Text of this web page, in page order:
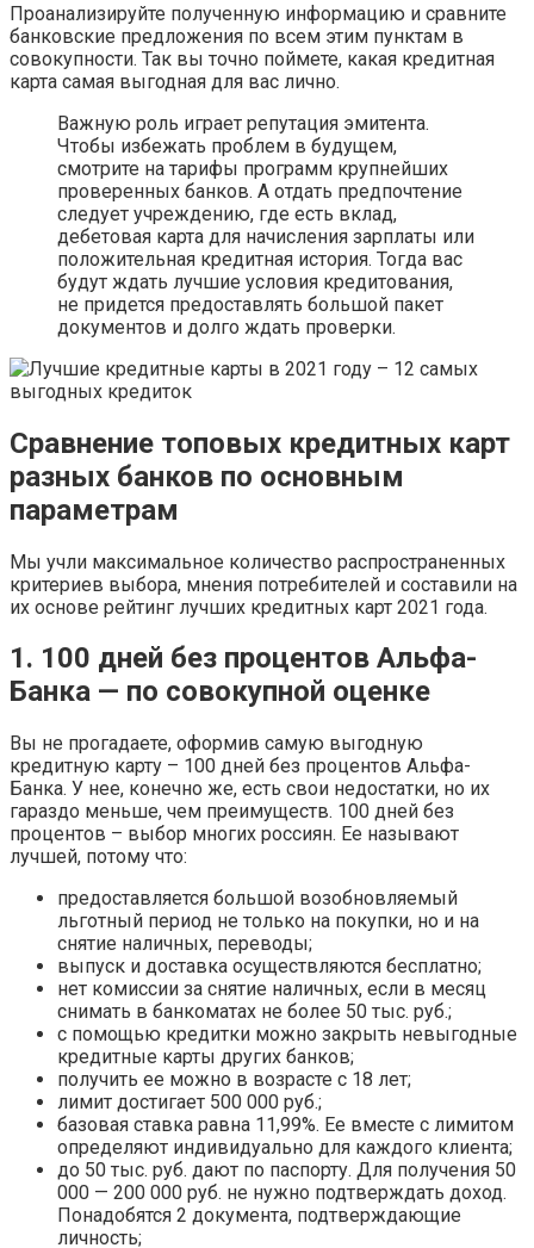
Проанализируйте полученную информацию и сравните
банковские предложения по всем этим пунктам в
совокупности. Так вы точно поймете, какая кредитная
карта самая выгодная для вас лично.
Важную роль играет репутация эмитента.
Чтобы избежать проблем в будущем,
смотрите на тарифы программ крупнейших
проверенных банков. А отдать предпочтение
следует учреждению, где есть вклад,
дебетовая карта для начисления зарплаты или
положительная кредитная история. Тогда вас
будут ждать лучшие условия кредитования,
не придется предоставлять большой пакет
документов и долго ждать проверки.
Сравнение топовых кредитных карт
разных банков по основным
параметрам
Мы учли максимальное количество распространенных
критериев выбора, мнения потребителей и составили на
их основе рейтинг лучших кредитных карт 2021 года.
1. 100 дней без процентов Альфа-
Банка — по совокупной оценке
Вы не прогадаете, оформив самую выгодную
кредитную карту – 100 дней без процентов Альфа-
Банка. У нее, конечно же, есть свои недостатки, но их
гараздо меньше, чем преимуществ. 100 дней без
процентов – выбор многих россиян. Ее называют
лучшей, потому что:
предоставляется большой возобновляемый
льготный период не только на покупки, но и на
снятие наличных, переводы;
выпуск и доставка осуществляются бесплатно;
нет комиссии за снятие наличных, если в месяц
снимать в банкоматах не более 50 тыс. руб.;
с помощью кредитки можно закрыть невыгодные
кредитные карты других банков;
получить ее можно в возрасте с 18 лет;
лимит достигает 500 000 руб.;
базовая ставка равна 11,99%. Ее вместе с лимитом
определяют индивидуально для каждого клиента;
до 50 тыс. руб. дают по паспорту. Для получения 50
000 — 200 000 руб. не нужно подтверждать доход.
Понадобятся 2 документа, подтверждающие
личность;